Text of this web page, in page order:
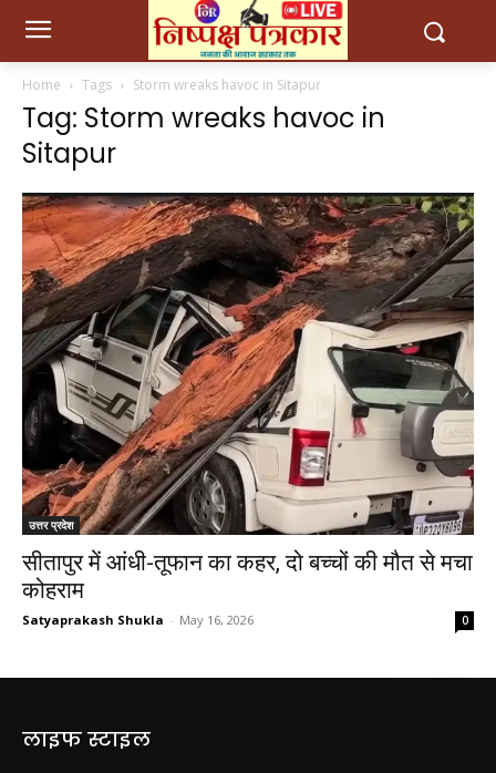
Home Tags Storm wreaks havoc in Sitapur
Tag: Storm wreaks havoc in
Sitapur
उत्तर प्रदेश
सीतापुर में आंधी-तूफान का कहर, दो बच्चों की मौत से मचा
कोहराम
Satyaprakash Shukla - May 16, 2026 0
लाइफ स्टाइल